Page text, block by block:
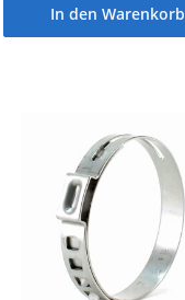
In den Warenkorb